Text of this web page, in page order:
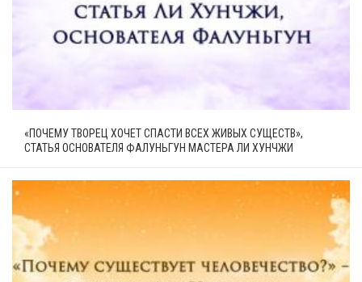
«ПОЧЕМУ ТВОРЕЦ ХОЧЕТ СПАСТИ ВСЕХ ЖИВЫХ СУЩЕСТВ»,
СТАТЬЯ ОСНОВАТЕЛЯ ФАЛУНЬГУН МАСТЕРА ЛИ ХУНЧЖИ